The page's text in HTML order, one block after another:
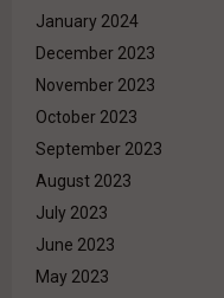
January 2024
December 2023
November 2023
October 2023
September 2023
August 2023
July 2023
June 2023
May 2023